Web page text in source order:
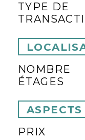
TYPE DE
NOMBRE
ÉTAGES
PRIX